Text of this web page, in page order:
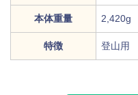
本体重量 2,420g
特徴 登山用